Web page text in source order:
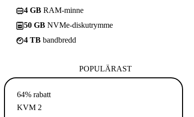
4 GB RAM-minne
50 GB NVMe-diskutrymme
4 TB bandbredd
POPULÄRAST
64% rabatt
KVM 2